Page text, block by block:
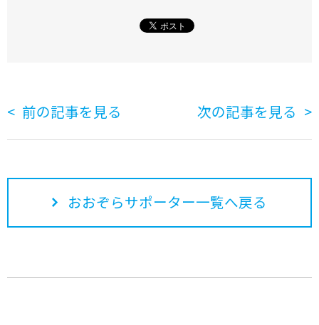
前の記事を見る 次の記事を見る
おおぞらサポーター一覧へ戻る